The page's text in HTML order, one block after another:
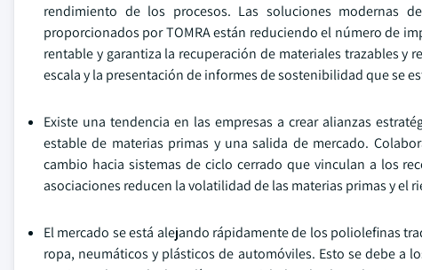
rendimiento de los procesos. Las soluciones modernas
proporcionados por TOMRA están reduciendo el número de
rentable y garantiza la recuperación de materiales trazables y
escala y la presentación de informes de sostenibilidad que se
Existe una tendencia en las empresas a crear alianzas
estable de materias primas y una salida de mercado.
cambio hacia sistemas de ciclo cerrado que vinculan a los
asociaciones reducen la volatilidad de las materias primas y el
El mercado se está alejando rápidamente de los poliolefinas
ropa, neumáticos y plásticos de automóviles. Esto se debe a